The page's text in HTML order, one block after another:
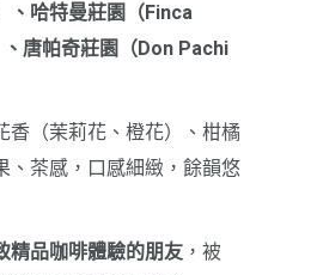
、哈特曼莊園（Finca
唐帕奇莊園（Don Pachi
香（茉莉花、橙花）、柑橘
、茶感，口感細緻，餘韻悠
精品咖啡體驗的朋友，被